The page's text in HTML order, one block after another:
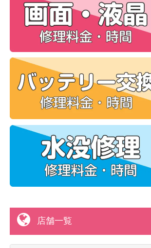
店舗一覧